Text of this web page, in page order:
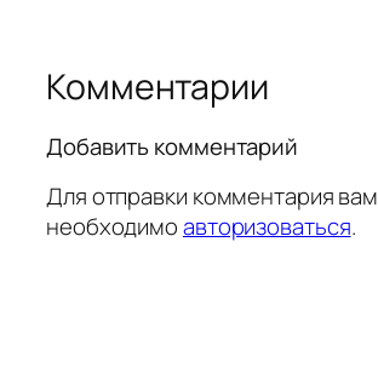
Комментарии
Добавить комментарий
Для отправки комментария вам
необходимоавторизоваться.